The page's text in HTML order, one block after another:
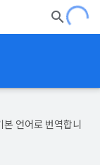
언어로 번역합니